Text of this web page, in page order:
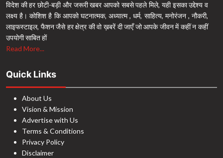
विदेश की हर छोटी-बड़ी और जरूरी खबर आपको सबसे पहले मिले, यही इसका उद्देश्य व
लक्ष्य है। कोशिश है कि आपको घटनात्मक, अध्यात्म , धर्म, साहित्य, मनोरंजन , नौकरी,
लाइफस्टाइल, फैशन जैसे हर क्षेत्र की वो ख़बरें दी जाएँ जो आपके जीवन में कहीं न कहीं
उपयोगी साबित हों
Read More...
Quick Links
About Us
Vision & Mission
Advertise with Us
Terms & Conditions
Privacy Policy
Disclaimer